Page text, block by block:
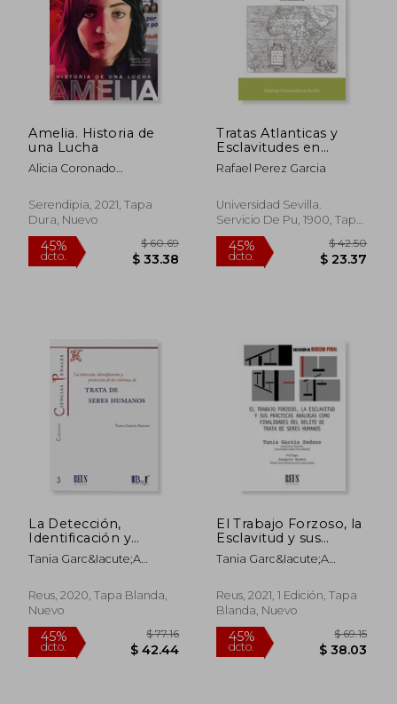
Amelia. Historia de
una Lucha
Alicia Coronado
Pe&Ntilde;Uelas,Roberto/Palmer
Serendipia, 2021, Tapa
Dura, Nuevo
45%
dcto.
$ 60.69
Tratas Atlanticas y
Esclavitudes en
America
Rafael Perez Garcia
Universidad Sevilla.
Servicio De Pu, 1900, Tapa
Blanda, Nuevo
45%
dcto.
La Detección,
Identificación y
Protección de las
Víctimas de Trata de
Tania Garc&Iacute;A
Reus, 2020, Tapa Blanda,
Nuevo
El Trabajo Forzoso, la
Esclavitud y sus
Prácticas Análogas
Como Finalidades del
Seres Humanos
Tania Garc&Iacute;A
Reus, 2021, 1 Edición, Tapa
Blanda, Nuevo